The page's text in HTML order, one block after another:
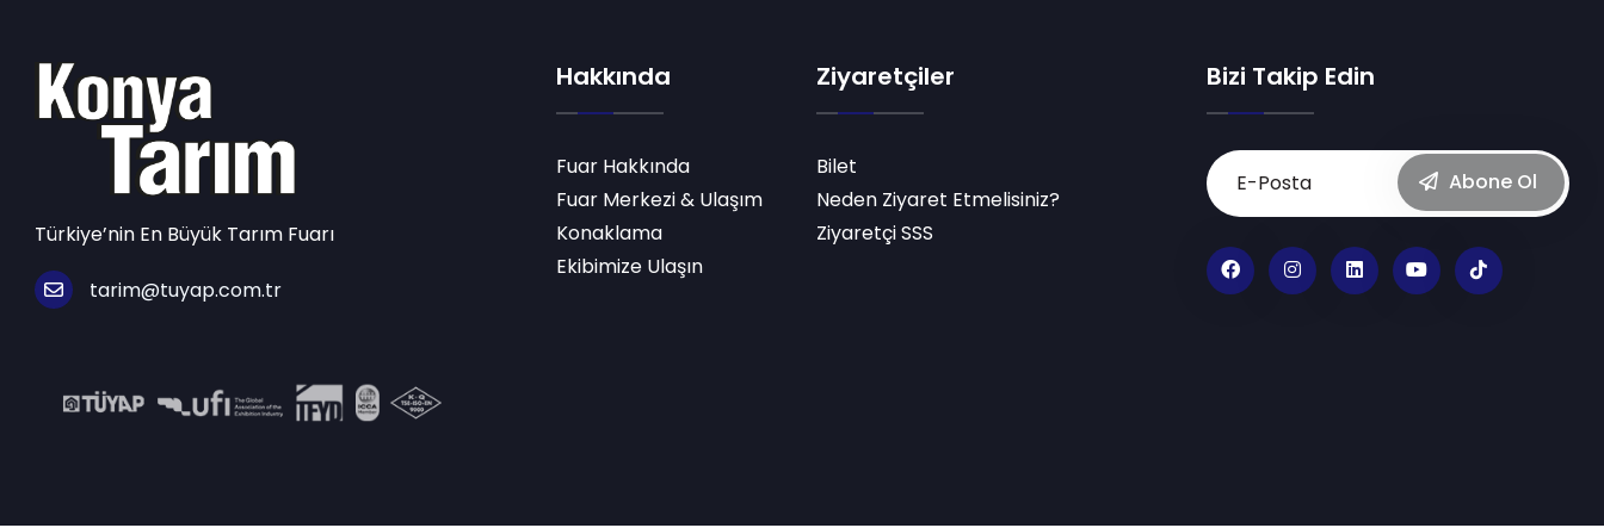
Türkiye’nin En Büyük Tarım Fuarı
tarim@tuyap.com.tr
Hakkında
Fuar Hakkında
Fuar Merkezi & Ulaşım
Konaklama
Ekibimize Ulaşın
Ziyaretçiler
Bilet
Neden Ziyaret Etmelisiniz?
Ziyaretçi SSS
Bizi Takip Edin
Abone Ol